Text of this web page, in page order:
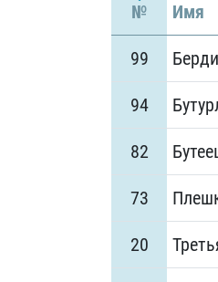
№ Имя
99
94
82
73
20